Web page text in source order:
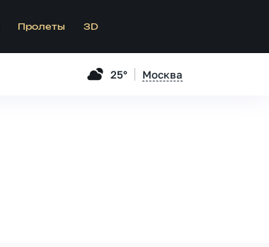
Пролеты 3D
25° Москва